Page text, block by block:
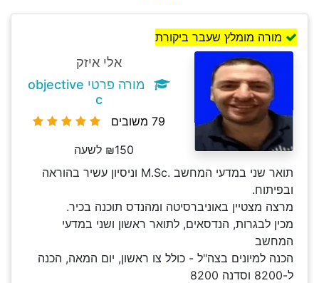
מורה מומלץ שעבר ביקורת
אלי איזק
מורה פרטי objective
c
79 משובים
₪150 לשעה
תואר שני במדעי המחשב .M.Sc וניסיון עשיר בהוראה
ובפיתוח.
מרצה מצטיין באוניברסיטה ומהנדס תוכנה בכיר.
מכין לבגרות, הנדסאים, לתואר ראשון ושני במדעי
המחשב
הכנה למיונים בצה"ל - כולל צו ראשון, יום המאה, הכנה
ל-8200 וסדנה 8200